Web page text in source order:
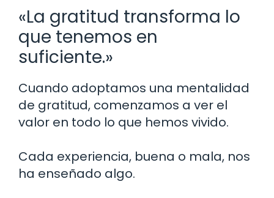
«La gratitud transforma lo
que tenemos en
suficiente.»
Cuando adoptamos una mentalidad
de gratitud, comenzamos a ver el
valor en todo lo que hemos vivido.
Cada experiencia, buena o mala, nos
ha enseñado algo.